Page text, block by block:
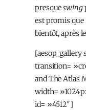
presqueswing
est promis que
bientôt, après
[aesop_gallery
transition=
and The Atlas
width=
id= »4512″]